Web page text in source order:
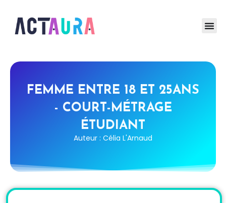
FEMME ENTRE 18 ET 25ANS
- COURT-MÉTRAGE
ÉTUDIANT
Auteur : Célia L'Arnaud